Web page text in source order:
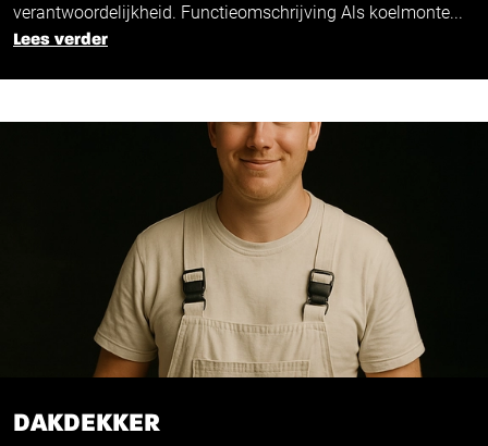
verantwoordelijkheid. Functieomschrijving Als koelmonte...
Lees verder
DAKDEKKER